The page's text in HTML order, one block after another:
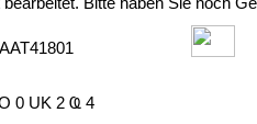
0 UK 2 Ҩ 4